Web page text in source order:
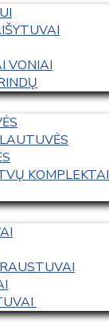
VONIAI
KOMPLEKTAI